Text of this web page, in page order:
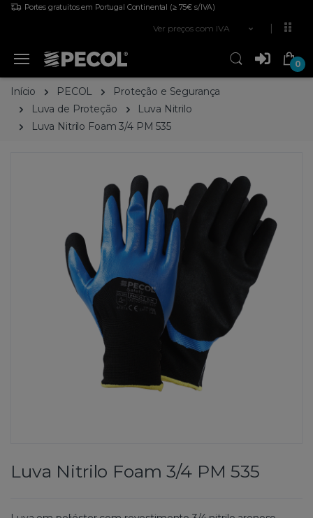
Portes gratuitos em Portugal Continental (≥ 75€ s/IVA)
Ver preços com IVA
0
Início PECOL
Proteção e Segurança
Luva de Proteção
Luva Nitrilo
Luva Nitrilo Foam 3/4 PM 535
Luva Nitrilo Foam 3/4 PM 535